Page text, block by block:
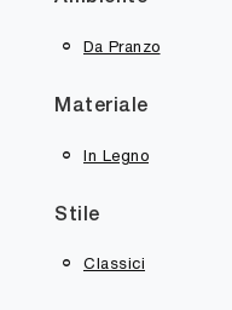
Da Pranzo
Materiale
In Legno
Stile
Classici